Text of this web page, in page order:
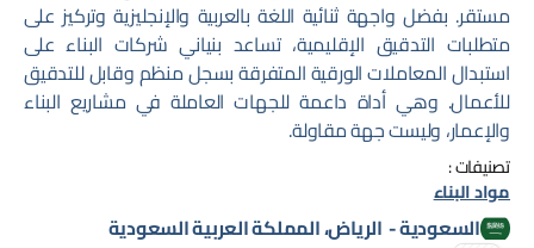
مستقر. بفضل واجهة ثنائية اللغة بالعربية والإنجليزية وتركيز على
متطلبات التدقيق الإقليمية، تساعد بنياني شركات البناء على
استبدال المعاملات الورقية المتفرقة بسجل منظم وقابل للتدقيق
للأعمال. وهي أداة داعمة للجهات العاملة في مشاريع البناء
والإعمار، وليست جهة مقاولة.
تصنيفات :
مواد البناء
السعودية- الرياض، المملكة العربية السعودية